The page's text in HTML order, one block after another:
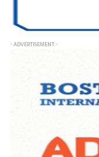
- ADVERTISEMENT -